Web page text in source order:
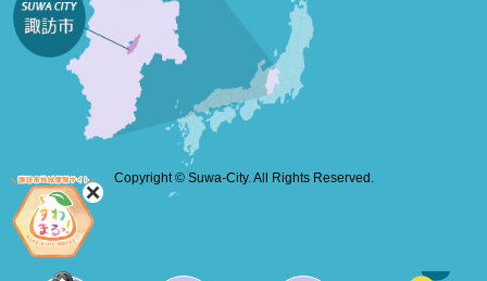
Copyright © Suwa-City. All Rights Reserved.